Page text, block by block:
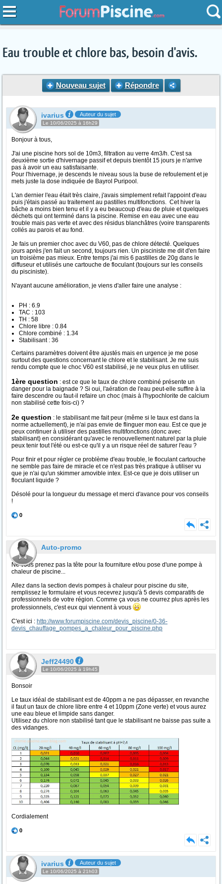
Eau trouble et chlore bas, besoin d'avis.
Nouveau sujet Répondre
ivarius Auteur du sujet
Le 10/06/2025 à 16h29
Bonjour à tous,
J'ai une piscine hors sol de 10m3, filtration au verre 4m3/h. C'est sa
deuxième sortie d'hivernage passif et depuis bientôt 15 jours je n'arrive
pas à avoir un eau satisfaisante.
Pour l'hivernage, je descends le niveau sous la buse de refoulement et je
mets juste la dose indiquée de Bayrol Puripool.
L'an dernier l'eau était très claire, j'avais simplement refait l'appoint d'eau
puis j'étais passé au traitement au pastilles multifonctions. Cet hiver la
bâche a moins bien tenu et il y a eu beaucoup d'eau de pluie et quelques
déchets qui ont terminé dans la piscine. Remise en eau avec une eau
trouble mais pas verte et avec des résidus blanchâtres (voire transparents
collés au parois et au fond.
Je fais un premier choc avec du V60, pas de chlore détecté. Quelques
jours après j'en fait un second, toujours rien. Un pisciniste me dit d'en faire
un troisième pas mieux. Entre temps j'ai mis 6 pastilles de 20g dans le
diffuseur et utilisés une cartouche de floculant (toujours sur les conseils
du pisciniste).
N'ayant aucune amélioration, je viens d'aller faire une analyse :
PH : 6.9
TAC : 103
TH : 58
Chlore libre : 0.84
Chlore combiné : 1.34
Stabilisant : 36
Certains paramètres doivent être ajustés mais en urgence je me pose
surtout des questions concernant le chlore et le stabilisant. Je me suis
rendu compte que le choc V60 est stabilisé, je ne veux plus en utiliser.
1ère question : est ce que le taux de chlore combiné présente un
danger pour la baignade ? Si oui, l'aération de l'eau peut-elle suffire à la
faire descendre ou faut-il refaire un choc (mais à l'hypochlorite de calcium
non stabilisé cette fois-ci) ?
2e question : le stabilisant me fait peur (même si le taux est dans la
norme actuellement), je n'ai pas envie de flinguer mon eau. Est ce que je
peux continuer à utiliser des pastilles multifonctions (donc avec
stabilisant) en considérant qu'avec le renouvellement naturel par la pluie
peux tenir tout l'été ou est-ce qu'il y a un risque réel de saturer l'eau ?
Pour finir et pour régler ce problème d'eau trouble, le floculant cartouche
ne semble pas faire de miracle et ce n'est pas très pratique à utiliser vu
que je n'ai qu'un skimmer amovible intex. Est-ce que je dois utiliser un
floculant liquide ?
Désolé pour la longueur du message et merci d'avance pour vos conseils
!
0
Auto-promo
Ne vous prenez pas la tête pour la fourniture et/ou pose d'une pompe à
chaleur de piscine...
Allez dans la section devis pompes à chaleur pour piscine du site,
remplissez le formulaire et vous recevrez jusqu'à 5 devis comparatifs de
professionnels de votre région. Comme ça vous ne courrez plus après les
professionnels, c'est eux qui viennent à vous
C'est ici : http://www.forumpiscine.com/devis_piscine/0-36-
devis_chauffage_pompes_a_chaleur_pour_piscine.php
Jeff24490
Le 10/06/2025 à 19h45
Bonsoir
Le taux idéal de stabilisant est de 40ppm a ne pas dépasser, en revanche
il faut un taux de chlore libre entre 4 et 10ppm (Zone verte) et vous aurez
une eau bleue et limpide sans danger.
Utilisez du chlore non stabilisé tant que le stabilisant ne baisse pas suite a
des vidanges.
Cordialement
0
ivarius Auteur du sujet
Le 10/06/2025 à 21h03